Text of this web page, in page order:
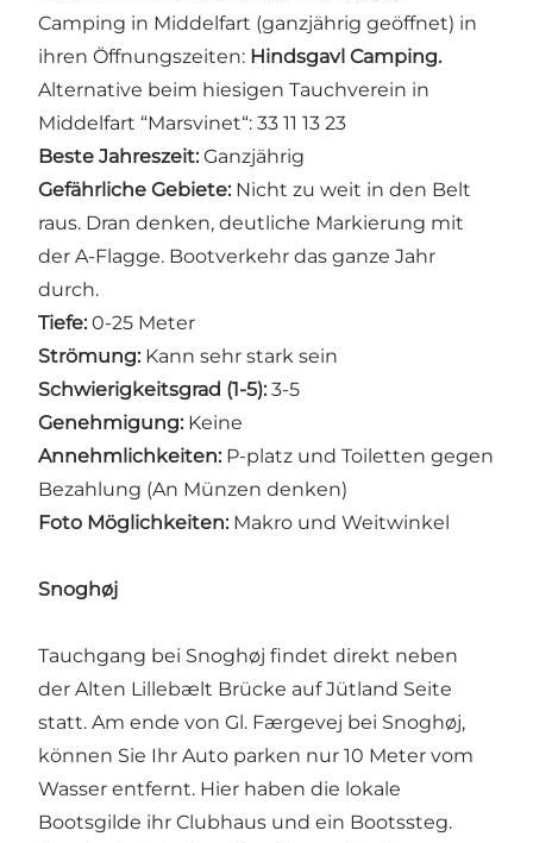
Camping in Middelfart (ganzjährig geöffnet) in
ihren Öffnungszeiten: Hindsgavl Camping.
Alternative beim hiesigen Tauchverein in
Middelfart “Marsvinet“: 33 11 13 23
Beste Jahreszeit: Ganzjährig
Gefährliche Gebiete: Nicht zu weit in den Belt
raus. Dran denken, deutliche Markierung mit
der A-Flagge. Bootverkehr das ganze Jahr
durch.
Tiefe: 0-25 Meter
Strömung: Kann sehr stark sein
Schwierigkeitsgrad (1-5): 3-5
Genehmigung: Keine
Annehmlichkeiten: P-platz und Toiletten gegen
Bezahlung (An Münzen denken)
Foto Möglichkeiten: Makro und Weitwinkel
Snoghøj
Tauchgang bei Snoghøj findet direkt neben
der Alten Lillebælt Brücke auf Jütland Seite
statt. Am ende von Gl. Færgevej bei Snoghøj,
können Sie Ihr Auto parken nur 10 Meter vom
Wasser entfernt. Hier haben die lokale
Bootsgilde ihr Clubhaus und ein Bootssteg.